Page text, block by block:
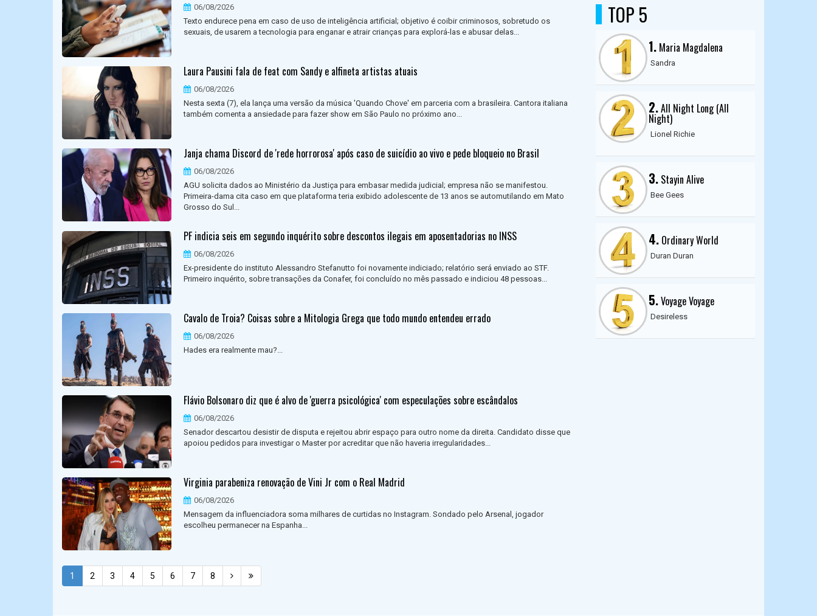
06/08/2026
Texto endurece pena em caso de uso de inteligência artificial; objetivo é coibir criminosos, sobretudo os
sexuais, de usarem a tecnologia para enganar e atrair crianças para explorá-las e abusar delas...
Laura Pausini fala de feat com Sandy e alfineta artistas atuais
06/08/2026
Nesta sexta (7), ela lança uma versão da música 'Quando Chove' em parceria com a brasileira. Cantora italiana
também comenta a ansiedade para fazer show em São Paulo no próximo ano...
Janja chama Discord de 'rede horrorosa' após caso de suicídio ao vivo e pede bloqueio no Brasil
06/08/2026
AGU solicita dados ao Ministério da Justiça para embasar medida judicial; empresa não se manifestou.
Primeira-dama cita caso em que plataforma teria exibido adolescente de 13 anos se automutilando em Mato
Grosso do Sul...
PF indicia seis em segundo inquérito sobre descontos ilegais em aposentadorias no INSS
06/08/2026
Ex-presidente do instituto Alessandro Stefanutto foi novamente indiciado; relatório será enviado ao STF.
Primeiro inquérito, sobre transações da Conafer, foi concluído no mês passado e indiciou 48 pessoas...
Cavalo de Troia? Coisas sobre a Mitologia Grega que todo mundo entendeu errado
06/08/2026
Hades era realmente mau?...
Flávio Bolsonaro diz que é alvo de 'guerra psicológica' com especulações sobre escândalos
06/08/2026
Senador descartou desistir de disputa e rejeitou abrir espaço para outro nome da direita. Candidato disse que
apoiou pedidos para investigar o Master por acreditar que não haveria irregularidades...
Virginia parabeniza renovação de Vini Jr com o Real Madrid
06/08/2026
Mensagem da influenciadora soma milhares de curtidas no Instagram. Sondado pelo Arsenal, jogador
escolheu permanecer na Espanha...
1 2 3 4 5 6 7 8
TOP 5
1.Maria Magdalena
Sandra
2.All Night Long (All
Night)
Lionel Richie
3.Stayin Alive
Bee Gees
4.Ordinary World
Duran Duran
5.Voyage Voyage
Desireless